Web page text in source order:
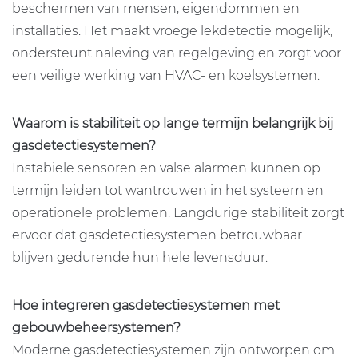
beschermen van mensen, eigendommen en
installaties. Het maakt vroege lekdetectie mogelijk,
ondersteunt naleving van regelgeving en zorgt voor
een veilige werking van HVAC- en koelsystemen.
Waarom is stabiliteit op lange termijn belangrijk bij
gasdetectiesystemen?
Instabiele sensoren en valse alarmen kunnen op
termijn leiden tot wantrouwen in het systeem en
operationele problemen. Langdurige stabiliteit zorgt
ervoor dat gasdetectiesystemen betrouwbaar
blijven gedurende hun hele levensduur.
Hoe integreren gasdetectiesystemen met
gebouwbeheersystemen?
Moderne gasdetectiesystemen zijn ontworpen om